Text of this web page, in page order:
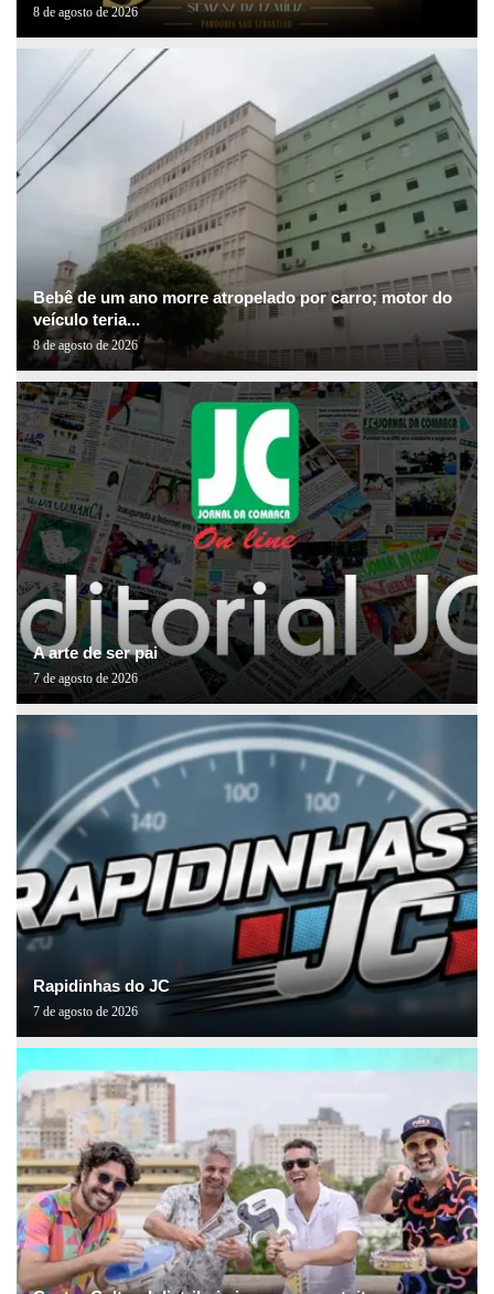
8 de agosto de 2026
Bebê de um ano morre atropelado por carro; motor do
veículo teria...
8 de agosto de 2026
A arte de ser pai
7 de agosto de 2026
Rapidinhas do JC
7 de agosto de 2026